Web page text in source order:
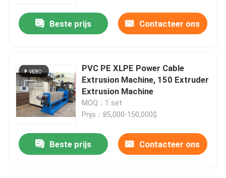
Thuis
Producten
Video's
Beste prijs Contacteer ons
PVC PE XLPE Power Cable
Extrusion Machine, 150 Extruder
Extrusion Machine
MOQ：1 set
Prijs：85,000-150,000$
Beste prijs Contacteer ons
Semi-automatische kabel wikkelmachine voor 10 16 25 35 vierkante mm stroomkabel